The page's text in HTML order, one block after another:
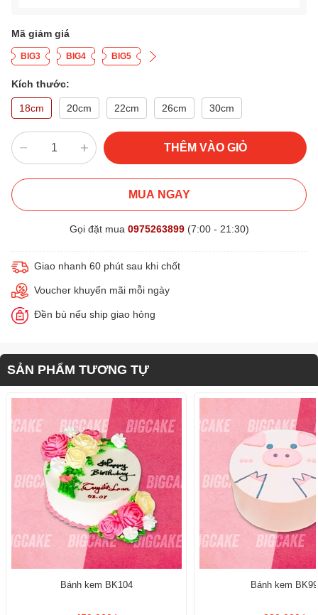
Mã giảm giá
BIG3 BIG4 BIG5
Kích thước:
18cm 20cm 22cm 26cm 30cm
THÊM VÀO GIỎ
MUA NGAY
Gọi đặt mua 0975263899(7:00 - 21:30)
Giao nhanh 60 phút sau khi chốt
Voucher khuyến mãi mỗi ngày
Đền bù nếu ship giao hỏng
SẢN PHẨM TƯƠNG TỰ
Bánh kem BK104 Bánh kem BK99